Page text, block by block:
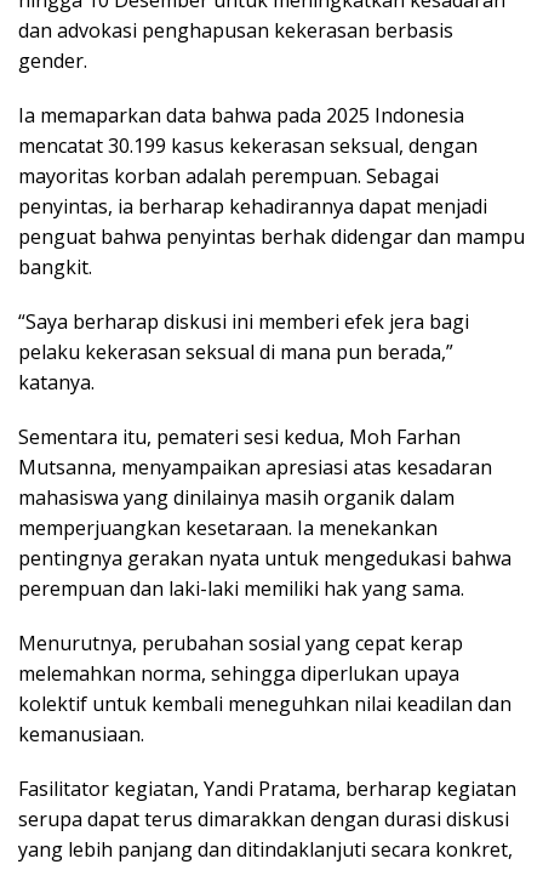
dan advokasi penghapusan kekerasan berbasis
gender.
Ia memaparkan data bahwa pada 2025 Indonesia
mencatat 30.199 kasus kekerasan seksual, dengan
mayoritas korban adalah perempuan. Sebagai
penyintas, ia berharap kehadirannya dapat menjadi
penguat bahwa penyintas berhak didengar dan mampu
bangkit.
“Saya berharap diskusi ini memberi efek jera bagi
pelaku kekerasan seksual di mana pun berada,”
katanya.
Sementara itu, pemateri sesi kedua, Moh Farhan
Mutsanna, menyampaikan apresiasi atas kesadaran
mahasiswa yang dinilainya masih organik dalam
memperjuangkan kesetaraan. Ia menekankan
pentingnya gerakan nyata untuk mengedukasi bahwa
perempuan dan laki-laki memiliki hak yang sama.
Menurutnya, perubahan sosial yang cepat kerap
melemahkan norma, sehingga diperlukan upaya
kolektif untuk kembali meneguhkan nilai keadilan dan
kemanusiaan.
Fasilitator kegiatan, Yandi Pratama, berharap kegiatan
serupa dapat terus dimarakkan dengan durasi diskusi
yang lebih panjang dan ditindaklanjuti secara konkret,